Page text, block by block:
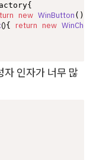
new WinButton ();
(){ return new
인자가 너무 많